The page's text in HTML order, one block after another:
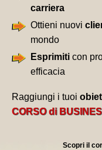
carriera
Ottieni nuovi
mondo
Esprimiti con
efficacia
Raggiungi i tuoi
CORSO di
Scopri il